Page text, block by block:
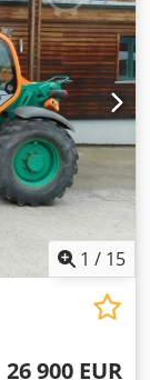
1 / 15
26 900 EUR